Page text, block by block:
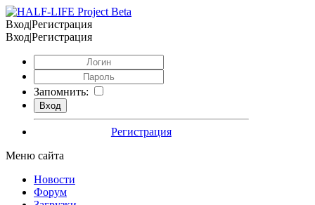
Вход|Регистрация
Вход|Регистрация
Запомнить:
Регистрация
Меню сайта
Новости
Форум